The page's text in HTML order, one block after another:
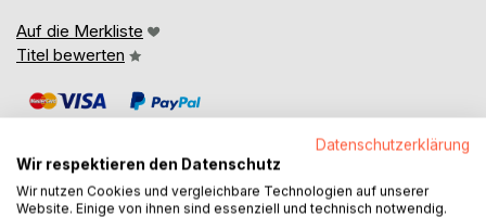
Auf die Merkliste
Titel bewerten
Datenschutzerklärung
Wir respektieren den Datenschutz
Wir nutzen Cookies und vergleichbare Technologien auf unserer
Website. Einige von ihnen sind essenziell und technisch notwendig.